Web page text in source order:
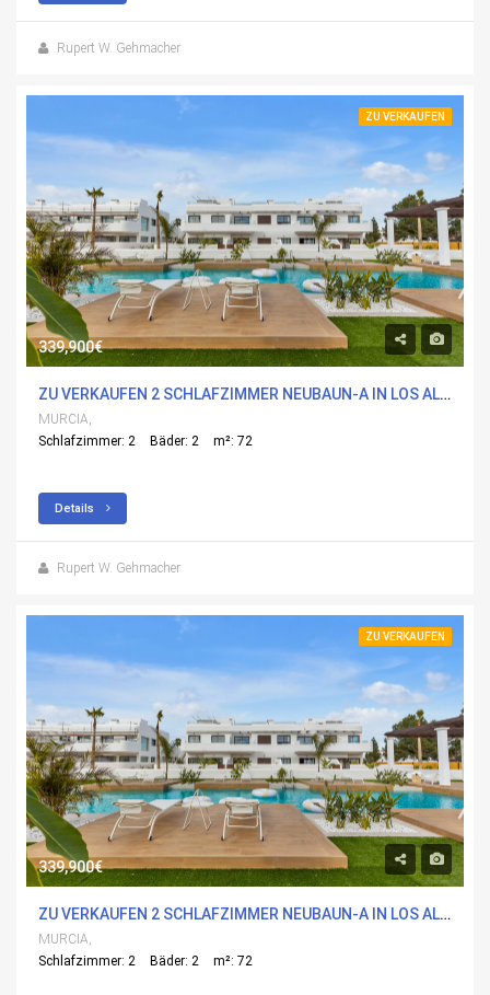
Rupert W. Gehmacher
ZU VERKAUFEN
339,900€
ZU VERKAUFEN 2 SCHLAFZIMMER NEUBAUN-A IN LOS ALCÃ¡ZARES, MURCIA MIT POOL
MURCIA,
Schlafzimmer: 2
Bäder: 2 m²: 72
Details
Rupert W. Gehmacher
ZU VERKAUFEN
339,900€
ZU VERKAUFEN 2 SCHLAFZIMMER NEUBAUN-A IN LOS ALCÃ¡ZARES, MURCIA MIT POOL
MURCIA,
Schlafzimmer: 2
Bäder: 2 m²: 72